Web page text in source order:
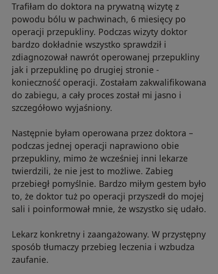
Trafiłam do doktora na prywatną wizytę z
powodu bólu w pachwinach, 6 miesięcy po
operacji przepukliny. Podczas wizyty doktor
bardzo dokładnie wszystko sprawdził i
zdiagnozował nawrót operowanej przepukliny
jak i przepuklinę po drugiej stronie -
konieczność operacji. Zostałam zakwalifikowana
do zabiegu, a cały proces został mi jasno i
szczegółowo wyjaśniony.
Następnie byłam operowana przez doktora –
podczas jednej operacji naprawiono obie
przepukliny, mimo że wcześniej inni lekarze
twierdzili, że nie jest to możliwe. Zabieg
przebiegł pomyślnie. Bardzo miłym gestem było
to, że doktor tuż po operacji przyszedł do mojej
sali i poinformował mnie, że wszystko się udało.
Lekarz konkretny i zaangażowany. W przystępny
sposób tłumaczy przebieg leczenia i wzbudza
zaufanie.